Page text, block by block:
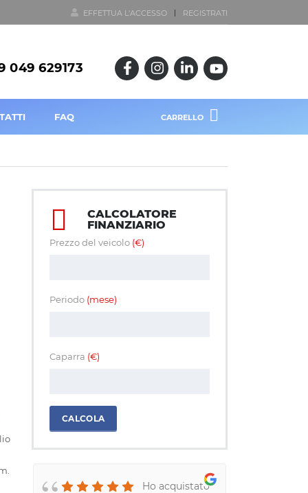
EFFETTUA L'ACCESSO REGISTRATI
049 629173
CARRELLO
FAQ
CALCOLATORE
FINANZIARIO
Prezzo del veicolo (€)
Periodo (mese)
Caparra (€)
CALCOLA
Ho acquistato